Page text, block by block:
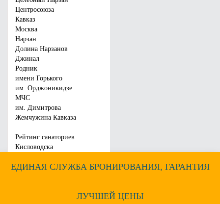
Отзывы:
Цена от:
Центросоюза
Кавказ
Москва
Нарзан
Долина Нарзанов
Джинал
Родник
имени Горького
им. Орджоникидзе
МЧС
им. Димитрова
Жемчужина Кавказа
Рейтинг санаториев
Кисловодска
ЕДИНАЯ СЛУЖБА БРОНИРОВАНИЯ, ГАРАНТИЯ
ЛУЧШЕЙ ЦЕНЫ